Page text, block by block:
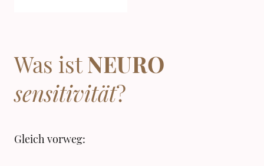
Was istNEURO
sensitivität?
Gleich vorweg: